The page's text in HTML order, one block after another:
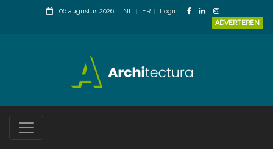
06 augustus 2026 NL FR
Login
ADVERTEREN